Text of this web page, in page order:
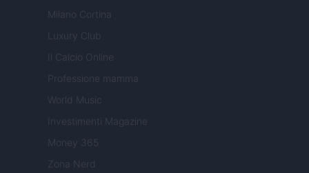
Milano Cortina
Luxury Club
Il Calcio Online
Professione mamma
World Music
Investimenti Magazine
Money 365
Zona Nerd